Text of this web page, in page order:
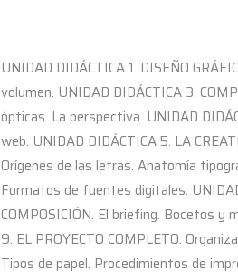
UNIDAD DIDÁCTICA 1. DISEÑO
volumen. UNIDAD DIDÁCTICA 3.
ópticas. La perspectiva. UNIDAD
web. UNIDAD DIDÁCTICA 5. LA
Orígenes de las letras. Anatomía
Formatos de fuentes digitales.
COMPOSICIÓN. El briefing. Bocetos
9. EL PROYECTO COMPLETO.
Tipos de papel. Procedimientos de